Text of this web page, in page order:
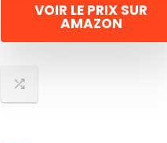
VOIR LE PRIX SUR
AMAZON